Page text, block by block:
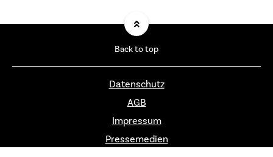
Back to top
Datenschutz
AGB
Impressum
Pressemedien